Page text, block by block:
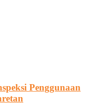
Penggunaan